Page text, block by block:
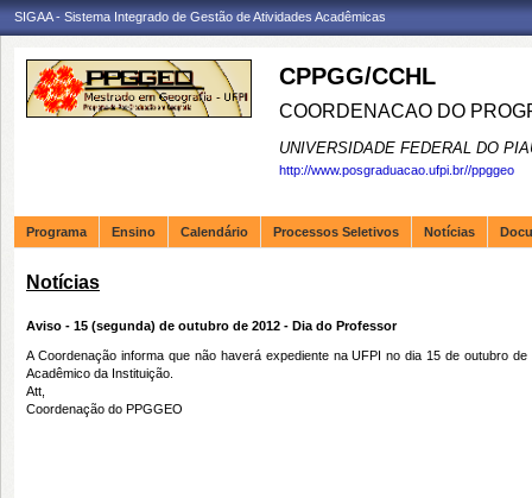
SIGAA - Sistema Integrado de Gestão de Atividades Acadêmicas
CPPGG/CCHL
COORDENACAO DO
UNIVERSIDADE FEDERAL DO
http://www.posgraduacao.ufpi.br//ppggeo
Programa Ensino Calendário Processos Seletivos Notícias
Notícias
Aviso - 15 (segunda) de outubro de 2012 - Dia do Professor
A Coordenação informa que não haverá expediente na UFPI no dia 15 de outubro
Acadêmico da Instituição.
Att,
Coordenação do PPGGEO